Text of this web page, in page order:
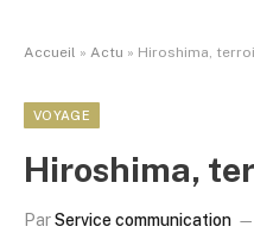
Accueil » Actu » Hiroshima,
VOYAGE
Hiroshima,
ParService communication